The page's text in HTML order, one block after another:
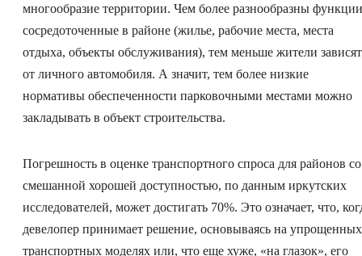
многообразие территории. Чем более разнообразны
сосредоточенные в районе (жилье, рабочие места, места
отдыха, объекты обслуживания), тем меньше жители зависят
от личного автомобиля. А значит, тем более низкие
нормативы обеспеченности парковочными местами можно
закладывать в объект строительства.
Погрешность в оценке транспортного спроса для районов со
смешанной хорошей доступностью, по данным иркутских
исследователей, может достигать 70%. Это означает, что,
девелопер принимает решение, основываясь на упрощенных
транспортных моделях или, что еще хуже, «на глазок», его